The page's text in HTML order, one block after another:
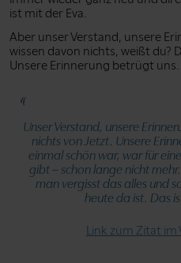
ist mit der Eva.
Aber unser Verstand, unsere
wissen davon nichts, weißt du?
Unsere Erinnerung betrügt uns.
Unser Verstand, unsere
nichts von Jetzt. Unsere
einmal schön war, war für
gibt – schon lange nicht
man vergisst das alles und
heute da ist. Das
Link zum Zitat im